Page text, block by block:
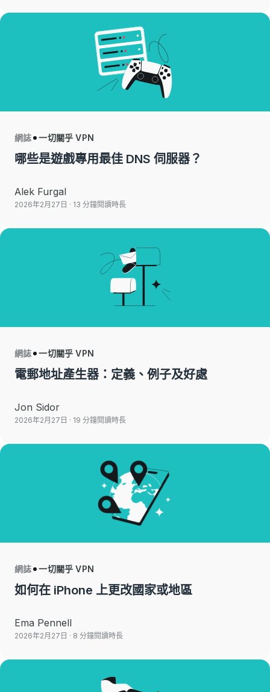
網誌 一切關乎 VPN
哪些是遊戲專用最佳 DNS 伺服器？
Alek Furgal
2026年2月27日 · 13 分鐘閱讀時長
網誌 一切關乎 VPN
電郵地址產生器：定義、例子及好處
Jon Sidor
2026年2月27日 · 19 分鐘閱讀時長
網誌 一切關乎 VPN
如何在 iPhone 上更改國家或地區
Ema Pennell
2026年2月27日 · 8 分鐘閱讀時長